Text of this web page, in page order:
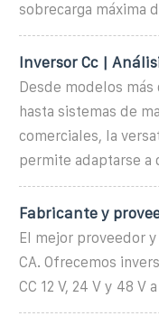
sobrecarga máxima
Inversor Cc |
Desde modelos más
hasta sistemas de
comerciales, la
permite adaptarse a
Fabricante y
El mejor proveedor
CA. Ofrecemos
CC 12 V, 24 V y 48 V